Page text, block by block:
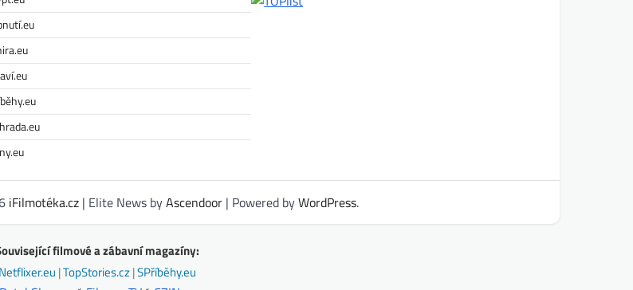
iFilmotéka.cz| Elite News byAscendoor| Powered byWordPress.
filmové a zábavní magazíny:
Netflixer.eu |TopStories.cz|SPříběhy.eu